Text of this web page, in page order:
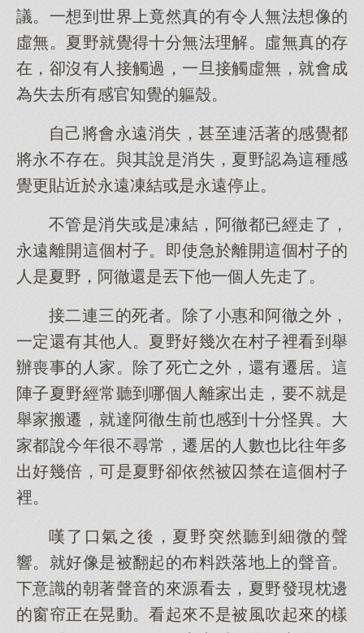
議。一想到世界上竟然真的有令人無法想像的
虛無。夏野就覺得十分無法理解。虛無真的存
在，卻沒有人接觸過，一旦接觸虛無，就會成
為失去所有感官知覺的軀殼。
自己將會永遠消失，甚至連活著的感覺都
將永不存在。與其說是消失，夏野認為這種感
覺更貼近於永遠凍結或是永遠停止。
不管是消失或是凍結，阿徹都已經走了，
永遠離開這個村子。即使急於離開這個村子的
人是夏野，阿徹還是丟下他一個人先走了。
接二連三的死者。除了小惠和阿徹之外，
一定還有其他人。夏野好幾次在村子裡看到舉
辦喪事的人家。除了死亡之外，還有遷居。這
陣子夏野經常聽到哪個人離家出走，要不就是
舉家搬遷，就達阿徹生前也感到十分怪異。大
家都說今年很不尋常，遷居的人數也比往年多
出好幾倍，可是夏野卻依然被囚禁在這個村子
裡。
嘆了口氣之後，夏野突然聽到細微的聲
響。就好像是被翻起的布料跌落地上的聲音。
下意識的朝著聲音的來源看去，夏野發現枕邊
的窗帘正在晃動。看起來不是被風吹起來的樣